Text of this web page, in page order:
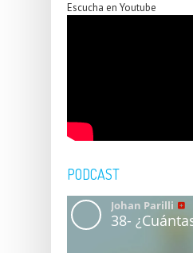
Escucha en Youtube
PODCAST